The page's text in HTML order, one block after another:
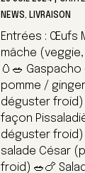
NEWS, LIVRAISON
Entrées : Œufs
mâche
🥚🥗
pomme /
déguster froid)
façon
déguster froid)
salade César
froid) 🥗🍗